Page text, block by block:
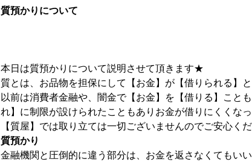
質預かりについて
本日は質預かりについて説明させて頂きます★
質とは、お品物を担保にして【お金】が【借りられる】と
以前は消費者金融や、闇金で【お金】を【借りる】こと
れ】に制限が設けられたこともありお金が借りにくくな
【質屋】では取り立ては一切ございませんのでご安心くだ
質預かり
金融機関と圧倒的に違う部分は、お金を返さなくてもいい